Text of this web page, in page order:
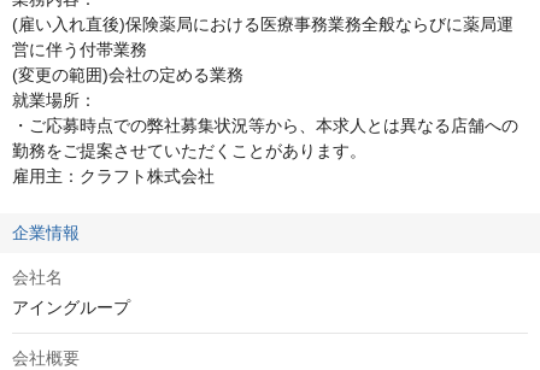
(雇い入れ直後)保険薬局における医療事務業務全般ならびに薬局運
営に伴う付帯業務
(変更の範囲)会社の定める業務
就業場所：
・ご応募時点での弊社募集状況等から、本求人とは異なる店舗への
勤務をご提案させていただくことがあります。
雇用主：クラフト株式会社
企業情報
会社名
アイングループ
会社概要